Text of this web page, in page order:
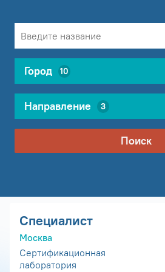
Город 10
Направление 3
Поиск
Специалист
Москва
Сертификационная
лаборатория